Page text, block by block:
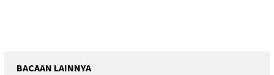
BACAAN LAINNYA